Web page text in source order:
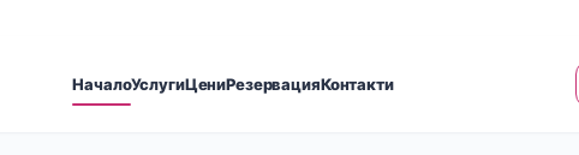
НачалоУслугиЦениРезервацияКонтакти